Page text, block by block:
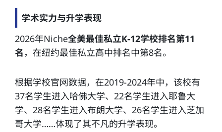
学术实力与升学表现
2026年Niche全美最佳私立K-12学校排名第11
名 ，在纽约最佳私立高中排名中第8名。
根据学校官网数据，在2019-2024年中，该校有
37名学生进入哈佛大学、22名学生进入耶鲁大
学、28名学生进入布朗大学、26名学生进入芝加
哥大学……体现了其不凡的升学表现。